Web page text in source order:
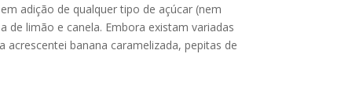
adição de qualquer tipo de açúcar (nem
de limão e canela. Embora existam variadas
banana caramelizada, pepitas de